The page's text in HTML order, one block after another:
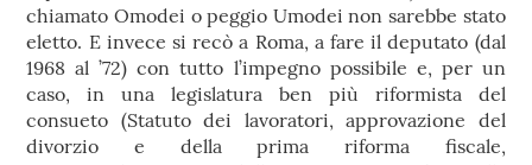
chiamato Omodei o peggio Umodei non sarebbe stato
eletto. E invece si recò a Roma, a fare il deputato (dal
1968 al ’72) con tutto l’impegno possibile e, per un
caso, in una legislatura ben più riformista del
consueto (Statuto dei lavoratori, approvazione del
divorzio e della prima riforma fiscale,